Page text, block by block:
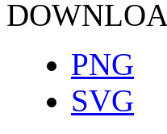
PNG
SVG